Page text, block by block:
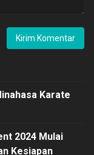
Karate
2024 Mulai
Kesiapan